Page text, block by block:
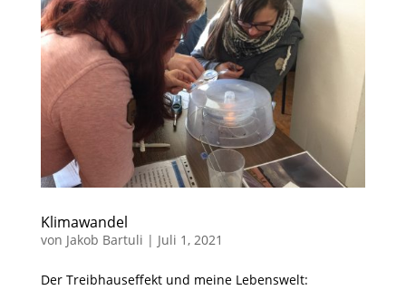
Klimawandel
von Jakob Bartuli | Juli 1, 2021
Der Treibhauseffekt und meine Lebenswelt: